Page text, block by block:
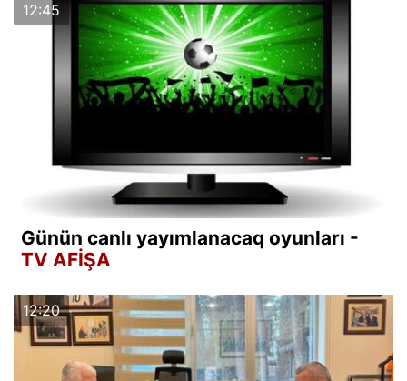
12:45
Günün canlı yayımlanacaq oyunları -
TV AFİŞA
12:20